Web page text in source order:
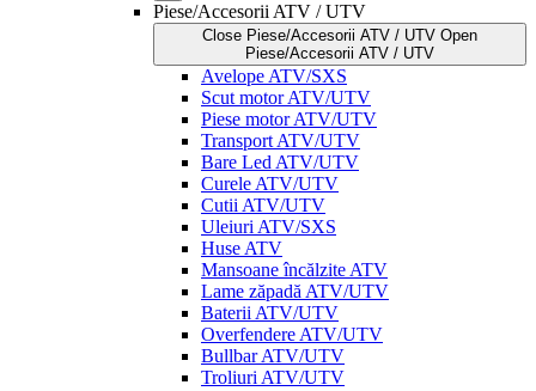
Piese/Accesorii ATV / UTV
Close Piese/Accesorii ATV / UTV Open
Piese/Accesorii ATV / UTV
Avelope ATV/SXS
Scut motor ATV/UTV
Piese motor ATV/UTV
Transport ATV/UTV
Bare Led ATV/UTV
Curele ATV/UTV
Cutii ATV/UTV
Uleiuri ATV/SXS
Huse ATV
Mansoane încălzite ATV
Lame zăpadă ATV/UTV
Baterii ATV/UTV
Overfendere ATV/UTV
Bullbar ATV/UTV
Troliuri ATV/UTV